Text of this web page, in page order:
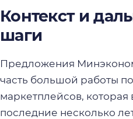
Контекст и
шаги
Предложения
часть большой работы
маркетплейсов, которая
последние несколько